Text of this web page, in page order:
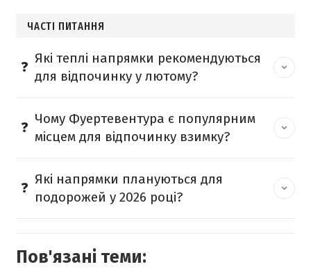
ЧАСТІ ПИТАННЯ
Які теплі напрямки рекомендуються
для відпочинку у лютому?
Чому Фуертевентура є популярним
місцем для відпочинку взимку?
Які напрямки плануються для
подорожей у 2026 році?
Пов'язані теми: